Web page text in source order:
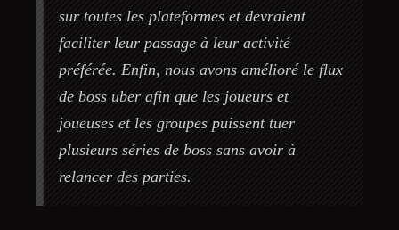
sur toutes les plateformes et devraient
faciliter leur passage à leur activité
préférée. Enfin, nous avons amélioré le flux
de boss uber afin que les joueurs et
joueuses et les groupes puissent tuer
plusieurs séries de boss sans avoir à
relancer des parties.